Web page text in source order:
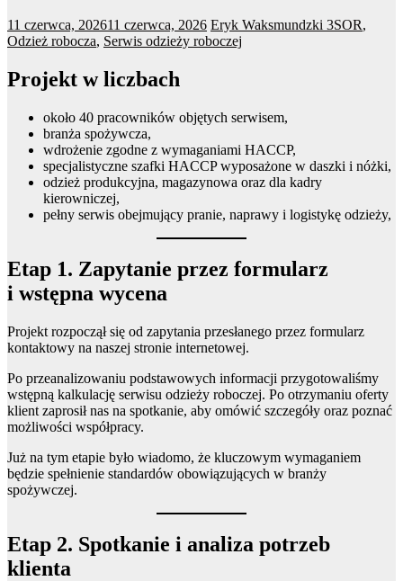
11 czerwca, 202611 czerwca, 2026 Eryk Waksmundzki 3SOR,
Odzież robocza, Serwis odzieży roboczej
Projekt w liczbach
około 40 pracowników objętych serwisem,
branża spożywcza,
wdrożenie zgodne z wymaganiami HACCP,
specjalistyczne szafki HACCP wyposażone w daszki i nóżki,
odzież produkcyjna, magazynowa oraz dla kadry
kierowniczej,
pełny serwis obejmujący pranie, naprawy i logistykę odzieży,
Etap 1. Zapytanie przez formularz
i wstępna wycena
Projekt rozpoczął się od zapytania przesłanego przez formularz
kontaktowy na naszej stronie internetowej.
Po przeanalizowaniu podstawowych informacji przygotowaliśmy
wstępną kalkulację serwisu odzieży roboczej. Po otrzymaniu oferty
klient zaprosił nas na spotkanie, aby omówić szczegóły oraz poznać
możliwości współpracy.
Już na tym etapie było wiadomo, że kluczowym wymaganiem
będzie spełnienie standardów obowiązujących w branży
spożywczej.
Etap 2. Spotkanie i analiza potrzeb
klienta